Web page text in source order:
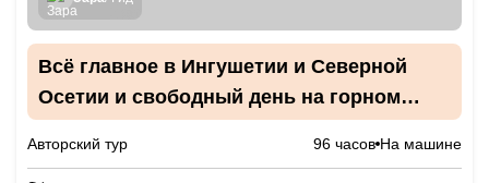
Всё главное в Ингушетии и Северной
Осетии и свободный день на горном
Авторский тур 96 часов На машине